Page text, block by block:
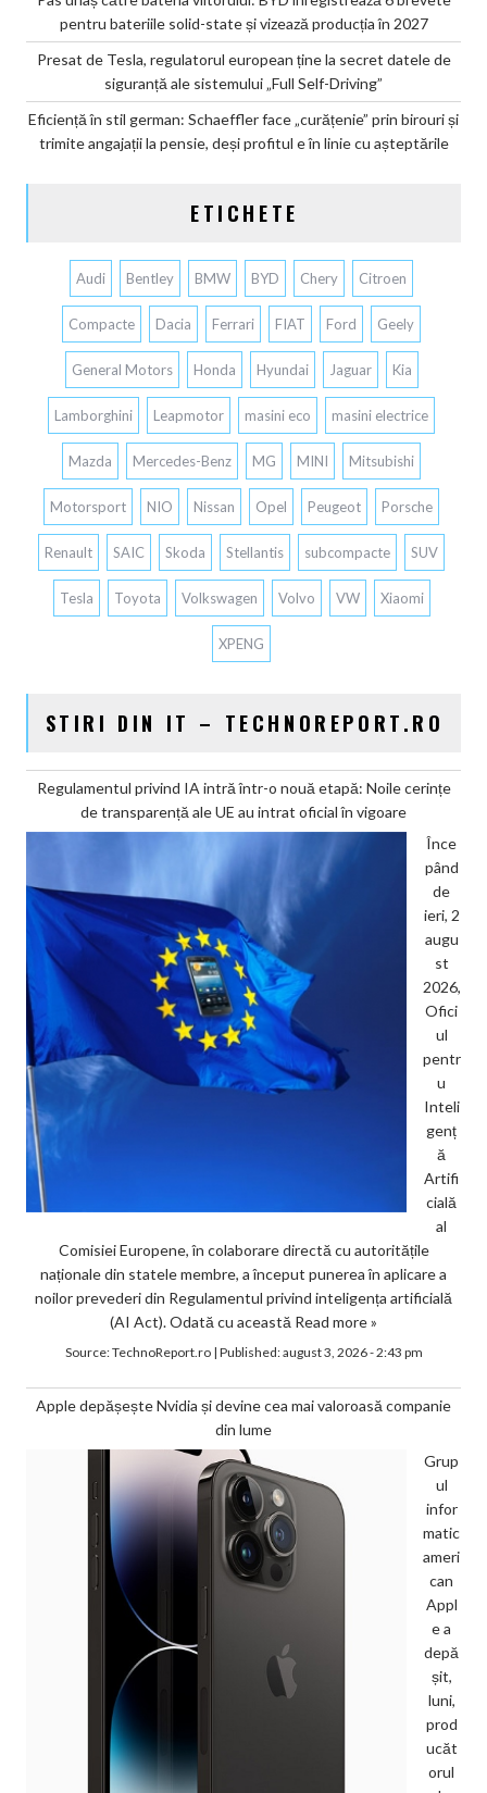
pentru bateriile solid-state și vizează producția în 2027
Presat de Tesla, regulatorul european ține la secret datele de
siguranță ale sistemului „Full Self-Driving”
Eficiență în stil german: Schaeffler face „curățenie” prin birouri și
trimite angajații la pensie, deși profitul e în linie cu așteptările
ETICHETE
Audi Bentley BMW BYD Chery Citroen
Compacte Dacia Ferrari FIAT Ford Geely
General Motors Honda Hyundai Jaguar Kia
Lamborghini Leapmotor masini eco masini electrice
Mazda Mercedes-Benz MG MINI Mitsubishi
Motorsport NIO Nissan Opel Peugeot Porsche
Renault SAIC Skoda Stellantis subcompacte SUV
Tesla Toyota Volkswagen Volvo VW Xiaomi
XPENG
STIRI DIN IT – TECHNOREPORT.RO
Regulamentul privind IA intră într-o nouă etapă: Noile cerințe
de transparență ale UE au intrat oficial în vigoare
Înce
pând
de
ieri, 2
augu
st
2026,
Ofici
ul
pentr
u
Inteli
genț
ă
Artifi
cială
al
Comisiei Europene, în colaborare directă cu autoritățile
naționale din statele membre, a început punerea în aplicare a
noilor prevederi din Regulamentul privind inteligența artificială
(AI Act). Odată cu această Read more »
Source:TechnoReport.ro| Published:august 3, 2026 - 2:43 pm
Apple depășește Nvidia și devine cea mai valoroasă companie
din lume
Grup
ul
infor
matic
ameri
can
Appl
e a
depă
șit,
luni,
prod
ucăt
orul